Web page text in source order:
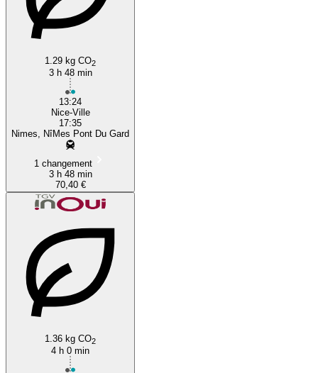
1.29 kg CO2
3 h 48 min
13:24
Nice-Ville
17:35
Nimes, NîMes Pont Du Gard
1 changement
3 h 48 min
70,40 €
1.36 kg CO2
4 h 0 min